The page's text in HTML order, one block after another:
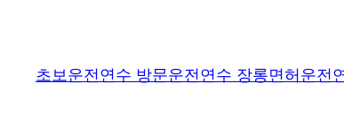
초보운전연수 방문운전연수 장롱면허운전